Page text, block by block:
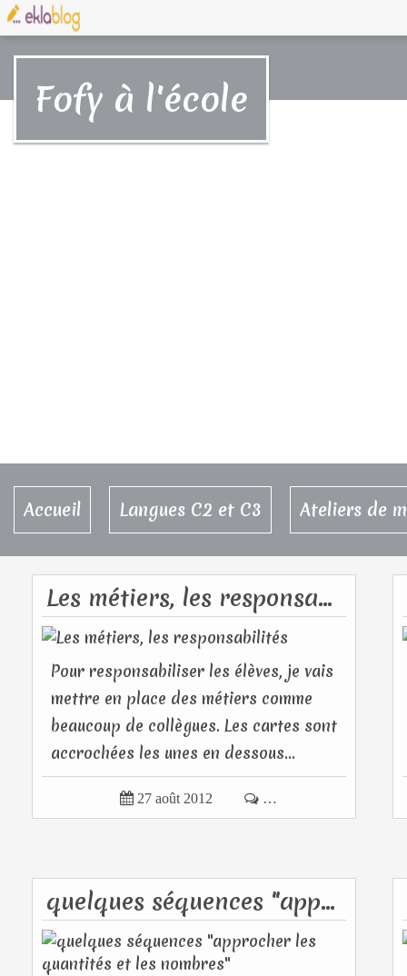
Fofy à l'école
Accueil Langues C2 et C3 Ateliers de
Les métiers, les responsabilités
Pour responsabiliser les élèves, je vais
mettre en place des métiers comme
beaucoup de collègues. Les cartes sont
accrochées les unes en dessous...
 27 août 2012  …
quelques séquences "approcher les quantités et les nombres"